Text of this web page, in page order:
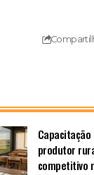
produtor
competitivo